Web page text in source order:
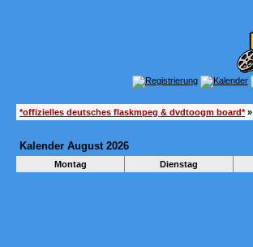
*offizielles deutsches flaskmpeg & dvdtoogm board*»
Kalender August 2026
Montag Dienstag